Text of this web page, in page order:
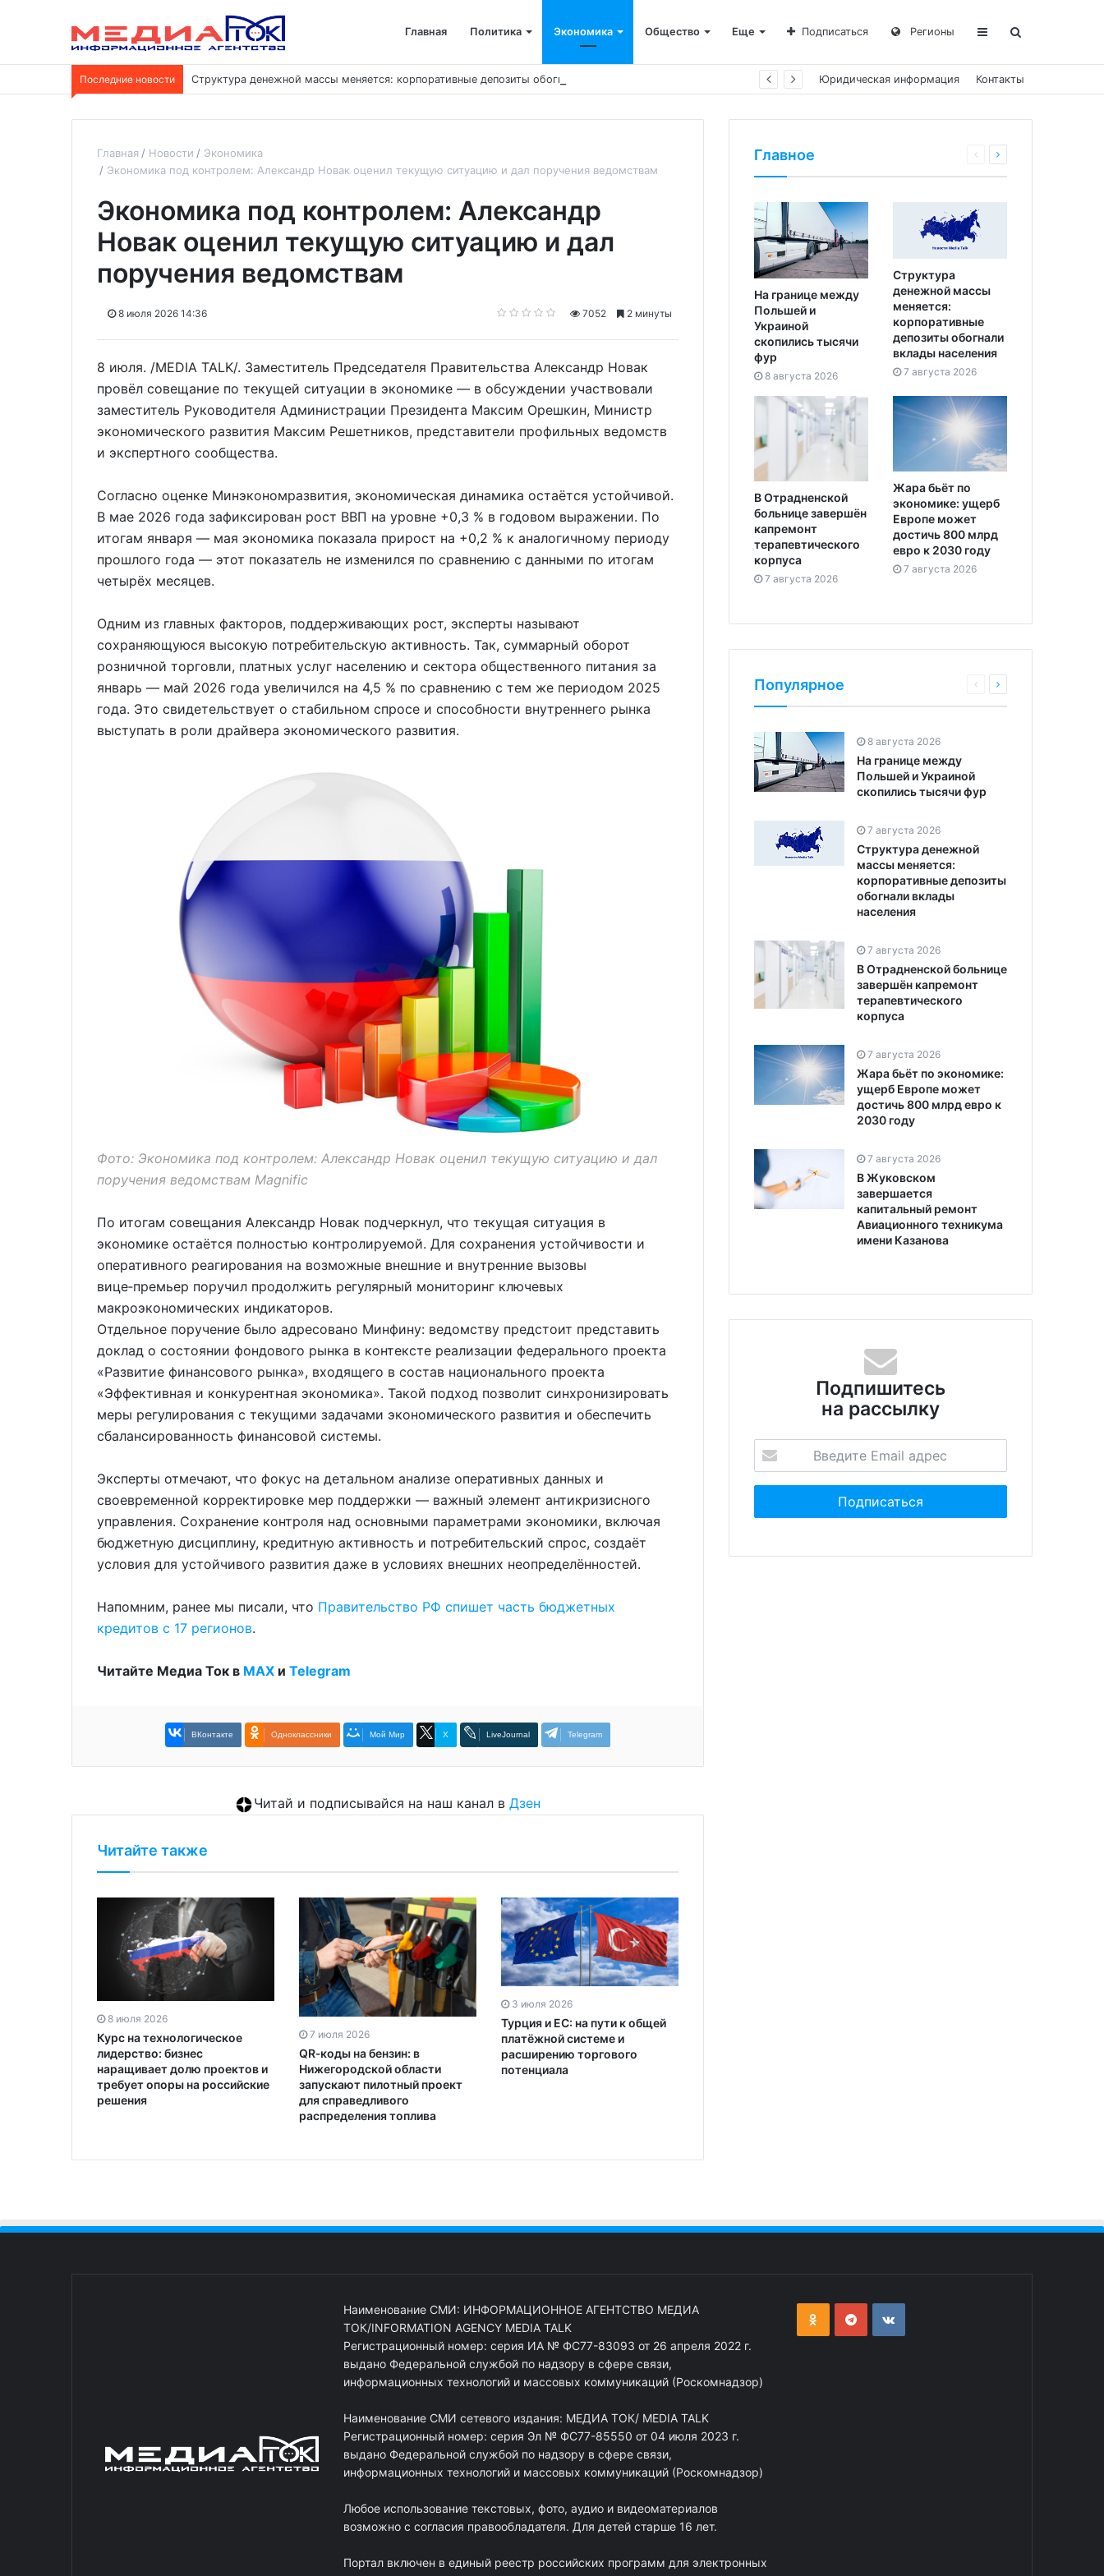
Главная Политика Экономика Общество Еще Подписаться Регионы
Последние новости Структура денежной массы меняется: корпоративные депозиты обогнали вклады населения Юридическая информация Контакты
Главная Новости
Экономика
Экономика под контролем: Александр Новак оценил текущую ситуацию и дал поручения ведомствам
Экономика под контролем: Александр
Новак оценил текущую ситуацию и дал
поручения ведомствам
8 июля 2026 14:36 7052 2 минуты
8 июля. /MEDIA TALK/. Заместитель Председателя Правительства Александр Новак
провёл совещание по текущей ситуации в экономике — в обсуждении участвовали
заместитель Руководителя Администрации Президента Максим Орешкин, Министр
экономического развития Максим Решетников, представители профильных ведомств
и экспертного сообщества.
Согласно оценке Минэкономразвития, экономическая динамика остаётся устойчивой.
В мае 2026 года зафиксирован рост ВВП на уровне +0,3 % в годовом выражении. По
итогам января — мая экономика показала прирост на +0,2 % к аналогичному периоду
прошлого года — этот показатель не изменился по сравнению с данными по итогам
четырёх месяцев.
Одним из главных факторов, поддерживающих рост, эксперты называют
сохраняющуюся высокую потребительскую активность. Так, суммарный оборот
розничной торговли, платных услуг населению и сектора общественного питания за
январь — май 2026 года увеличился на 4,5 % по сравнению с тем же периодом 2025
года. Это свидетельствует о стабильном спросе и способности внутреннего рынка
выступать в роли драйвера экономического развития.
Фото: Экономика под контролем: Александр Новак оценил текущую ситуацию и дал
поручения ведомствам Magnific
По итогам совещания Александр Новак подчеркнул, что текущая ситуация в
экономике остаётся полностью контролируемой. Для сохранения устойчивости и
оперативного реагирования на возможные внешние и внутренние вызовы
вице‑премьер поручил продолжить регулярный мониторинг ключевых
макроэкономических индикаторов.
Отдельное поручение было адресовано Минфину: ведомству предстоит представить
доклад о состоянии фондового рынка в контексте реализации федерального проекта
«Развитие финансового рынка», входящего в состав национального проекта
«Эффективная и конкурентная экономика». Такой подход позволит синхронизировать
меры регулирования с текущими задачами экономического развития и обеспечить
сбалансированность финансовой системы.
Эксперты отмечают, что фокус на детальном анализе оперативных данных и
своевременной корректировке мер поддержки — важный элемент антикризисного
управления. Сохранение контроля над основными параметрами экономики, включая
бюджетную дисциплину, кредитную активность и потребительский спрос, создаёт
условия для устойчивого развития даже в условиях внешних неопределённостей.
Напомним, ранее мы писали, что Правительство РФ спишет часть бюджетных
кредитов с 17 регионов.
Читайте Медиа Ток в МАХ и Telegram
ВКонтакте Одноклассники Мой Мир X LiveJournal Telegram
Читай и подписывайся на наш канал в Дзен
Читайте также
8 июля 2026
Курс на технологическое
лидерство: бизнес
наращивает долю проектов и
требует опоры на российские
решения
7 июля 2026
QR‑коды на бензин: в
Нижегородской области
запускают пилотный проект
для справедливого
распределения топлива
3 июля 2026
Турция и ЕС: на пути к общей
платёжной системе и
расширению торгового
потенциала
Главное
На границе между
Польшей и
Украиной
скопились тысячи
фур
8 августа 2026
Структура
денежной массы
меняется:
корпоративные
депозиты обогнали
вклады населения
7 августа 2026
В Отрадненской
больнице завершён
капремонт
терапевтического
корпуса
7 августа 2026
Жара бьёт по
экономике: ущерб
Европе может
достичь 800 млрд
евро к 2030 году
7 августа 2026
Популярное
8 августа 2026
На границе между
Польшей и Украиной
скопились тысячи фур
7 августа 2026
Структура денежной
массы меняется:
корпоративные депозиты
обогнали вклады
населения
7 августа 2026
В Отрадненской больнице
завершён капремонт
терапевтического
корпуса
7 августа 2026
Жара бьёт по экономике:
ущерб Европе может
достичь 800 млрд евро к
2030 году
7 августа 2026
В Жуковском
завершается
капитальный ремонт
Авиационного техникума
имени Казанова
Подпишитесь
на рассылку
Наименование СМИ: ИНФОРМАЦИОННОЕ АГЕНТСТВО МЕДИА
ТОК/INFORMATION AGENCY MEDIA TALK
Регистрационный номер: серия ИА № ФС77-83093 от 26 апреля 2022 г.
выдано Федеральной службой по надзору в сфере связи,
информационных технологий и массовых коммуникаций (Роскомнадзор)
Наименование СМИ сетевого издания: МЕДИА ТОК/ MEDIA TALK
Регистрационный номер: серия Эл № ФС77-85550 от 04 июля 2023 г.
выдано Федеральной службой по надзору в сфере связи,
информационных технологий и массовых коммуникаций (Роскомнадзор)
Любое использование текстовых, фото, аудио и видеоматериалов
возможно с согласия правообладателя. Для детей старше 16 лет.
Портал включен в единый реестр российских программ для электронных